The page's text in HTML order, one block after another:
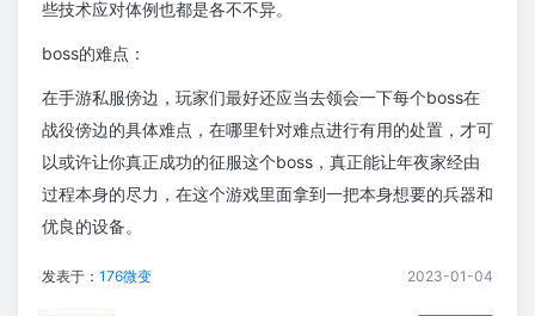
些技术应对体例也都是各不不异。
boss的难点：
在手游私服傍边，玩家们最好还应当去领会一下每个boss在
战役傍边的具体难点，在哪里针对难点进行有用的处置，才可
以或许让你真正成功的征服这个boss，真正能让年夜家经由
过程本身的尽力，在这个游戏里面拿到一把本身想要的兵器和
优良的设备。
发表于： 176微变 2023-01-04